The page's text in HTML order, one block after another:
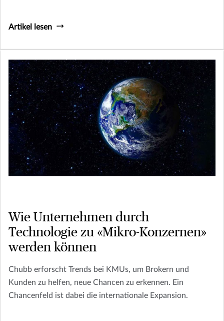
Artikel lesen
Wie Unternehmen durch
Technologie zu «Mikro-Konzernen»
werden können
Chubb erforscht Trends bei KMUs, um Brokern und
Kunden zu helfen, neue Chancen zu erkennen. Ein
Chancenfeld ist dabei die internationale Expansion.